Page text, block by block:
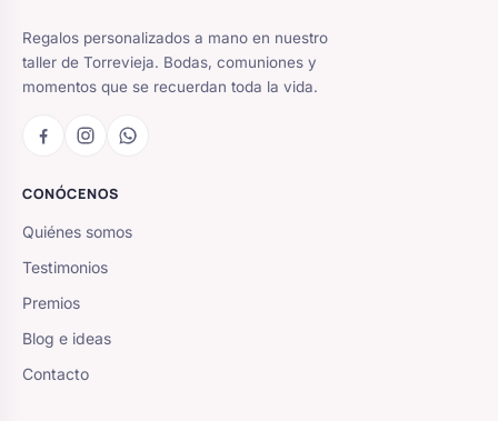
Regalos personalizados a mano en nuestro
taller de Torrevieja. Bodas, comuniones y
momentos que se recuerdan toda la vida.
CONÓCENOS
Quiénes somos
Testimonios
Premios
Blog e ideas
Contacto